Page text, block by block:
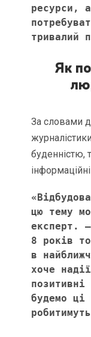
ресурси,
тривалий
Як
За словами
журналістики
буденністю,
цю тему
експерт.
8 років
в
хоче
будемо ці